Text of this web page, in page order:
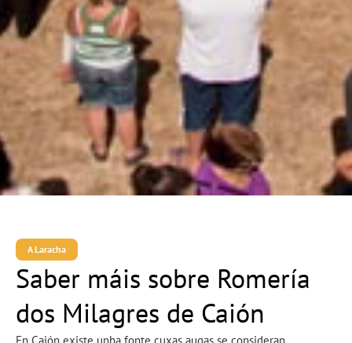
A Laracha
Saber máis sobre Romería
dos Milagres de Caión